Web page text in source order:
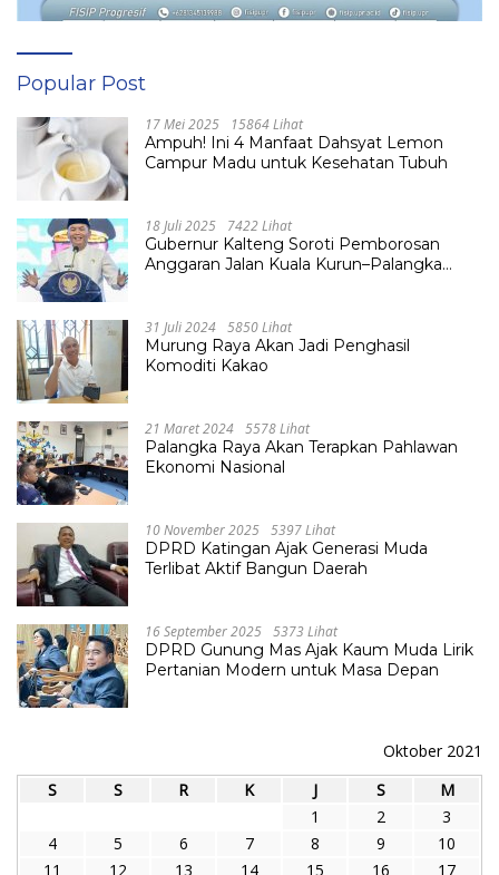
Popular Post
17 Mei 2025 15864 Lihat
Ampuh! Ini 4 Manfaat Dahsyat Lemon
Campur Madu untuk Kesehatan Tubuh
18 Juli 2025 7422 Lihat
Gubernur Kalteng Soroti Pemborosan
Anggaran Jalan Kuala Kurun–Palangka
31 Juli 2024 5850 Lihat
Murung Raya Akan Jadi Penghasil
Komoditi Kakao
21 Maret 2024 5578 Lihat
Palangka Raya Akan Terapkan Pahlawan
Ekonomi Nasional
10 November 2025 5397 Lihat
DPRD Katingan Ajak Generasi Muda
Terlibat Aktif Bangun Daerah
16 September 2025 5373 Lihat
DPRD Gunung Mas Ajak Kaum Muda Lirik
Pertanian Modern untuk Masa Depan
Oktober 2021
S
S R K J S
M
1
2
3
4
5 6 7 8 9
10
11
12 13 14 15 16 17